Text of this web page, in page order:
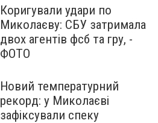
Коригували удари по
Миколаєву: СБУ затримала
двох агентів фсб та гру, -
ФОТО
Новий температурний
рекорд: у Миколаєві
зафіксували спеку